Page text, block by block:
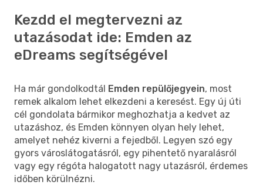
Kezdd el megtervezni az
utazásodat ide: Emden az
eDreams segítségével
Ha már gondolkodtál Emden repülőjegyein, most
remek alkalom lehet elkezdeni a keresést. Egy új úti
cél gondolata bármikor meghozhatja a kedvet az
utazáshoz, és Emden könnyen olyan hely lehet,
amelyet nehéz kiverni a fejedből. Legyen szó egy
gyors városlátogatásról, egy pihentető nyaralásról
vagy egy régóta halogatott nagy utazásról, érdemes
időben körülnézni.